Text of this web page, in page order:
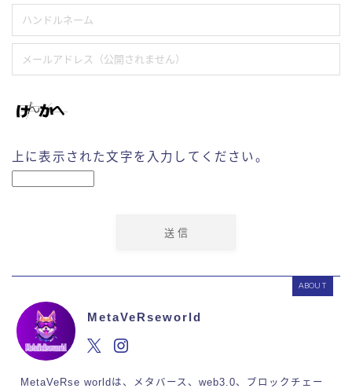
上に表示された文字を入力してください。
ABOUT
MetaVeRseworld
MetaVeRse worldは、メタバース、web3.0、ブロックチェー